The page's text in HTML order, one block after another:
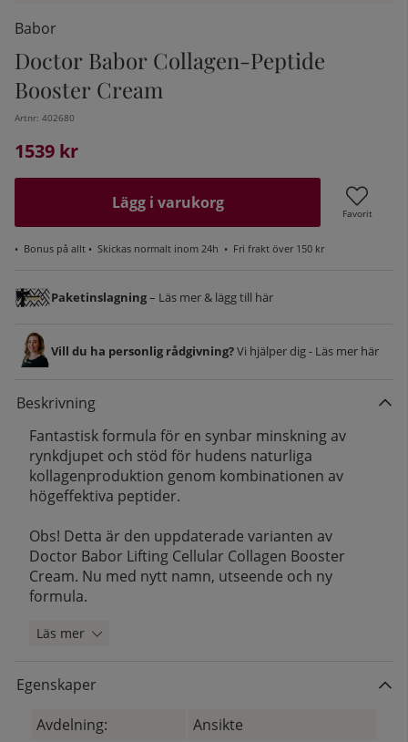
Babor
Doctor Babor Collagen-Peptide
Booster Cream
Artnr: 402680
1539 kr
Lägg i varukorg
Favorit
• Bonus på allt • Skickas normalt inom 24h • Fri frakt över 150 kr
Paketinslagning– Läs mer & lägg till här
Vill du ha personlig rådgivning?Vi hjälper dig - Läs mer här
Beskrivning
Fantastisk formula för en synbar minskning av
rynkdjupet och stöd för hudens naturliga
kollagenproduktion genom kombinationen av
högeffektiva peptider.
Obs! Detta är den uppdaterade varianten av
Doctor Babor Lifting Cellular Collagen Booster
Cream. Nu med nytt namn, utseende och ny
formula.
Läs mer
Egenskaper
Avdelning:
Ansikte